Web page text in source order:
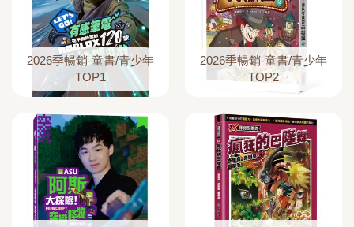
2026季暢銷-童書/青少年
TOP1
2026季暢銷-童書/青少年
TOP2